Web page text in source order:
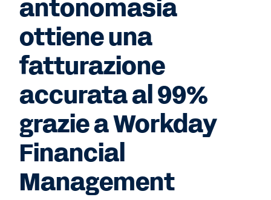
antonomasia
ottiene una
fatturazione
accurata al 99%
grazie a Workday
Financial
Management